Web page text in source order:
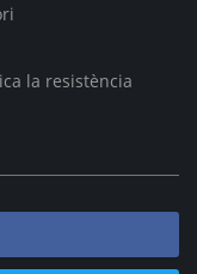
la resistència